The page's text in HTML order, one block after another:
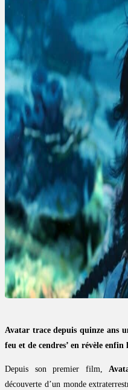
Avatar trace depuis quinze ans
feu et de cendres’ en révèle enfin
Depuis son premier film,
découverte d’un monde